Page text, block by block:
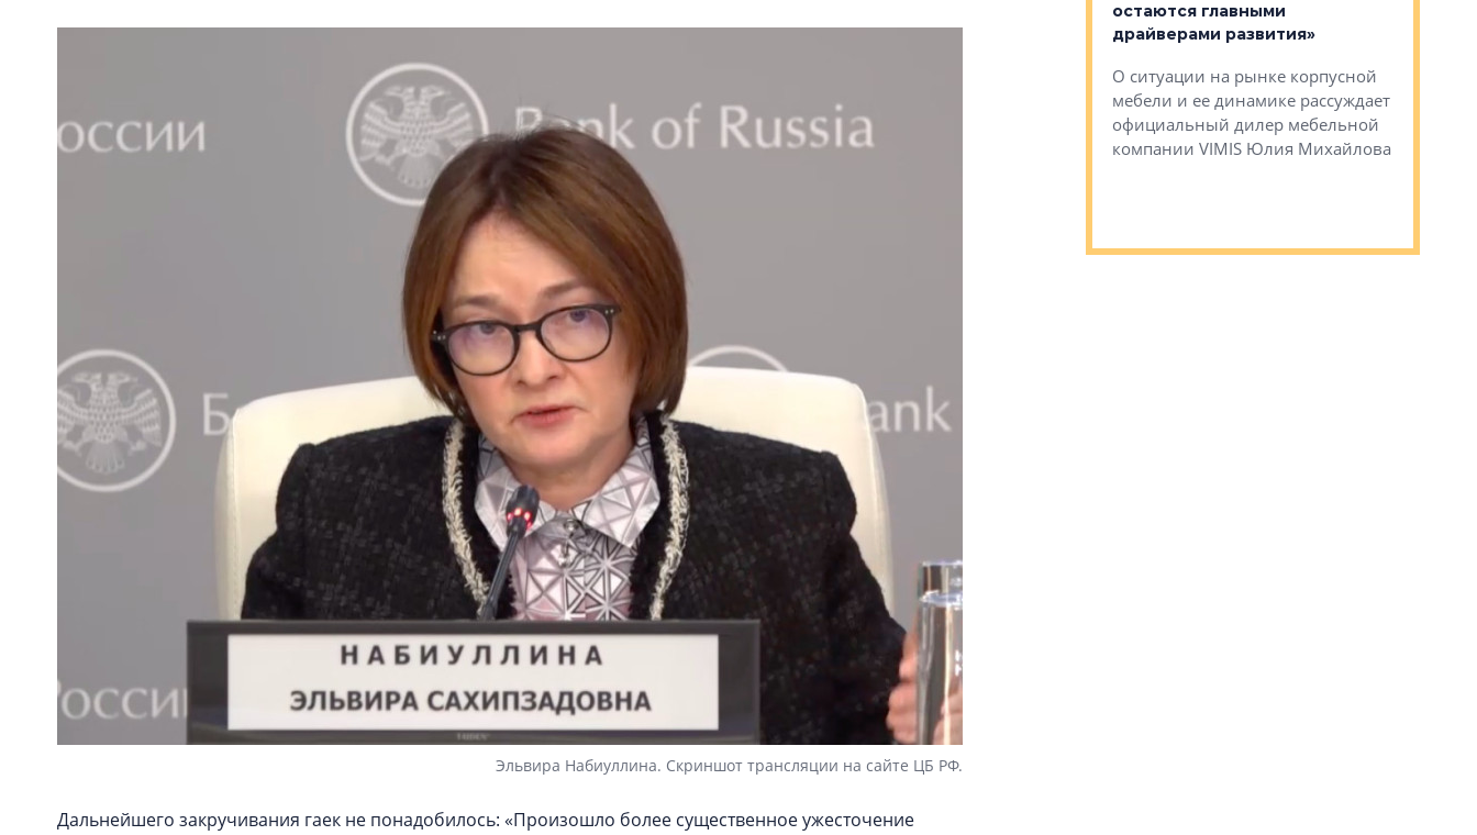
Эльвира Набиуллина. Скриншот трансляции на сайте ЦБ РФ.
Дальнейшего закручивания гаек не понадобилось: «Произошло более существенное ужесточение
Конкуренцию выиграют те
уровню сервиса, уверены в УК
КЕЙПОРТ
остаются главными
драйверами развития»
О ситуации на рынке корпусной
мебели и ее динамике рассуждает
официальный дилер мебельной
компании VIMIS Юлия Михайлова